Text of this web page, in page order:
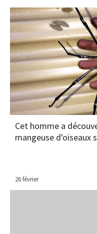
Cet homme a
mangeuse d'oiseaux
26 février